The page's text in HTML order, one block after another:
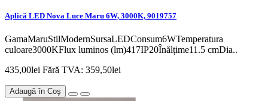
Aplică LED Nova Luce Maru 6W, 3000K, 9019757
GamaMaruStilModernSursaLEDConsum6WTemperatura
culoare3000KFlux luminos (lm)417IP20Înălțime11.5 cmDia..
435,00lei Fără TVA: 359,50lei
Adaugă în Coş